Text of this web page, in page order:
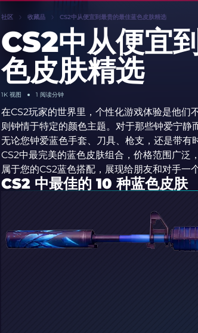
社区 收藏品 CS2中从便宜到最贵的最佳蓝色皮肤精选
CS2中从便宜
色皮肤精选
1K 视图 1 阅读分钟
在CS2玩家的世界里，个性化游戏体验是他们
则钟情于特定的颜色主题。对于那些钟爱宁
无论您钟爱蓝色手套、刀具、枪支，还是带
CS2中最完美的蓝色皮肤组合，价格范围广泛
属于您的CS2蓝色搭配，展现给朋友和对手一
CS2 中最佳的 10 种蓝色皮肤